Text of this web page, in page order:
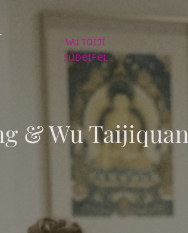
Wu Taiji
Südeifel
& Wu Taijiquan